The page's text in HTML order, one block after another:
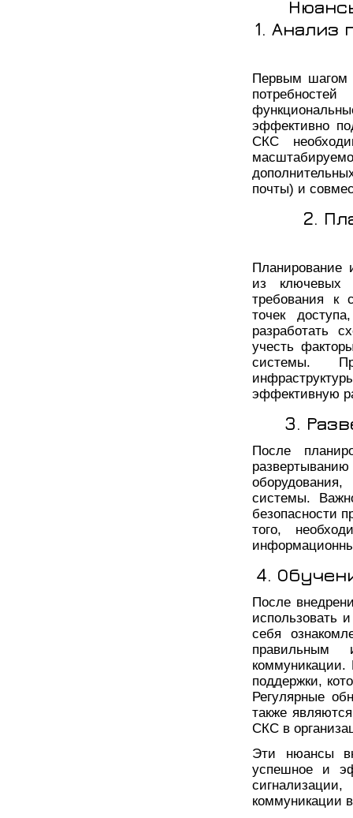
1. Анализ
Первым шагом
эффективно
СКС
почты) и
2.
Планирование
из ключевых
требования к
точек
разработать
учесть
системы.
эффективную
3.
После
системы.
безопасности
того,
4.
После
использовать
себя
правильным
коммуникации.
поддержки,
Регулярные
также
СКС в
Эти нюансы
успешное и
коммуникации